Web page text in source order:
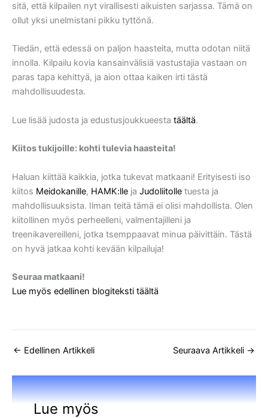
sitä, että kilpailen nyt virallisesti aikuisten sarjassa. Tämä on
ollut yksi unelmistani pikku tyttönä.
Tiedän, että edessä on paljon haasteita, mutta odotan niitä
innolla. Kilpailu kovia kansainvälisiä vastustajia vastaan on
paras tapa kehittyä, ja aion ottaa kaiken irti tästä
mahdollisuudesta.
Lue lisää judosta ja edustusjoukkueesta täältä.
Kiitos tukijoille: kohti tulevia haasteita!
Haluan kiittää kaikkia, jotka tukevat matkaani! Erityisesti iso
kiitos Meidokanille, HAMK:lle ja Judoliitolle tuesta ja
mahdollisuuksista. Ilman teitä tämä ei olisi mahdollista. Olen
kiitollinen myös perheelleni, valmentajilleni ja
treenikavereilleni, jotka tsemppaavat minua päivittäin. Tästä
on hyvä jatkaa kohti kevään kilpailuja!
Seuraa matkaani!
Lue myös edellinen blogiteksti täältä
← Edellinen Artikkeli Seuraava Artikkeli →
Lue myös